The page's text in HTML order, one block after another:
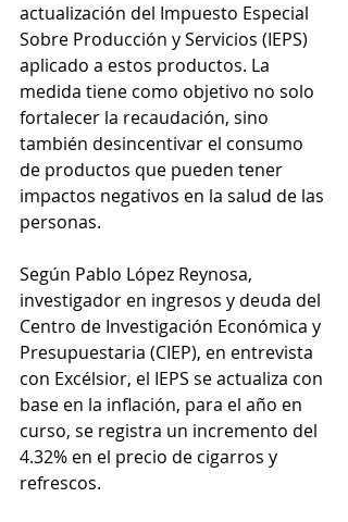
actualización del Impuesto Especial
Sobre Producción y Servicios (IEPS)
aplicado a estos productos. La
medida tiene como objetivo no solo
fortalecer la recaudación, sino
también desincentivar el consumo
de productos que pueden tener
impactos negativos en la salud de las
personas.
Según Pablo López Reynosa,
investigador en ingresos y deuda del
Centro de Investigación Económica y
Presupuestaria (CIEP), en entrevista
con Excélsior, el IEPS se actualiza con
base en la inflación, para el año en
curso, se registra un incremento del
4.32% en el precio de cigarros y
refrescos.